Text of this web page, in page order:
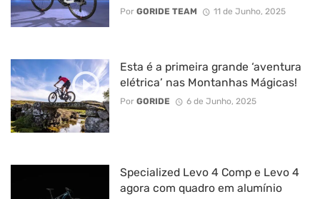
Por GORIDE TEAM 11 de Junho, 2025
Esta é a primeira grande ‘aventura
elétrica’ nas Montanhas Mágicas!
Por GORIDE 6 de Junho, 2025
Specialized Levo 4 Comp e Levo 4
agora com quadro em alumínio